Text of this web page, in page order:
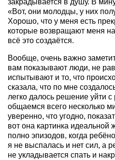
закрадывается в душу. В
«Вот, они молодцы, у них
Хорошо, что у меня есть
которые возвращают меня
всё это создаётся.
Вообще, очень важно
вам показывают люди, не
испытывают и то, что
сказала, что по мне
легко далось решение уйти
общаемся всего несколько
уверенно, что угодно,
вот она картинка идеальной
полно эпизодов, когда
я не выспалась и нет сил, а
не укладывается спать и